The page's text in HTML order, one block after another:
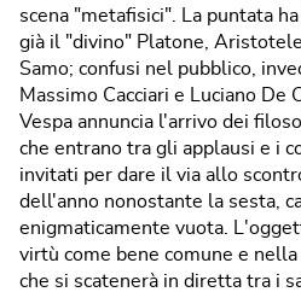
scena "metafisici". La puntata
già il "divino" Platone,
Samo; confusi nel pubblico,
Massimo Cacciari e Luciano De
Vespa annuncia l'arrivo dei
che entrano tra gli applausi e i
invitati per dare il via allo
dell'anno nonostante la sesta,
enigmaticamente vuota.
virtù come bene comune e
che si scatenerà in diretta tra i